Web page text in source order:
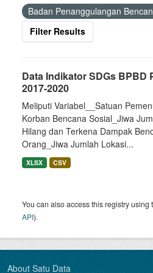
Badan Penanggulangan
Filter Results
Data Indikator SDGs BPBD
2017-2020
Meliputi Variabel__Satuan
Korban Bencana Sosial_Jiwa
Hilang dan Terkena Dampak
Orang_Jiwa Jumlah Lokasi...
XLSX CSV
You can also access this registry using
API).
About Satu Data